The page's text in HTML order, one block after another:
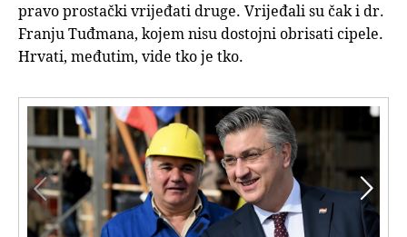
pravo prostački vrijeđati druge. Vrijeđali su čak i dr.
Franju Tuđmana, kojem nisu dostojni obrisati cipele.
Hrvati, međutim, vide tko je tko.

